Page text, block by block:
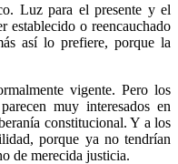
Luz para el presente y el
establecido o reencauchado
así lo prefiere, porque la
vigente. Pero los
muy interesados en
constitucional. Y a los
porque ya no tendrían
de merecida justicia.